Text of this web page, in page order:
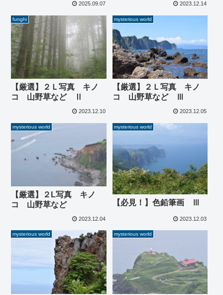
2025.09.07 2023.12.14
funghi
【厳選】２Ｌ写真 キノ
コ 山野草など Ⅱ
2023.12.10
mysterious world
【厳選】２Ｌ写真 キノ
コ 山野草など Ⅲ
2023.12.05
mysterious world
【厳選】２L写真 キノ
コ 山野草など
2023.12.04
mysterious world
【必見！】色鉛筆画 Ⅲ
2023.12.03
mysterious world mysterious world